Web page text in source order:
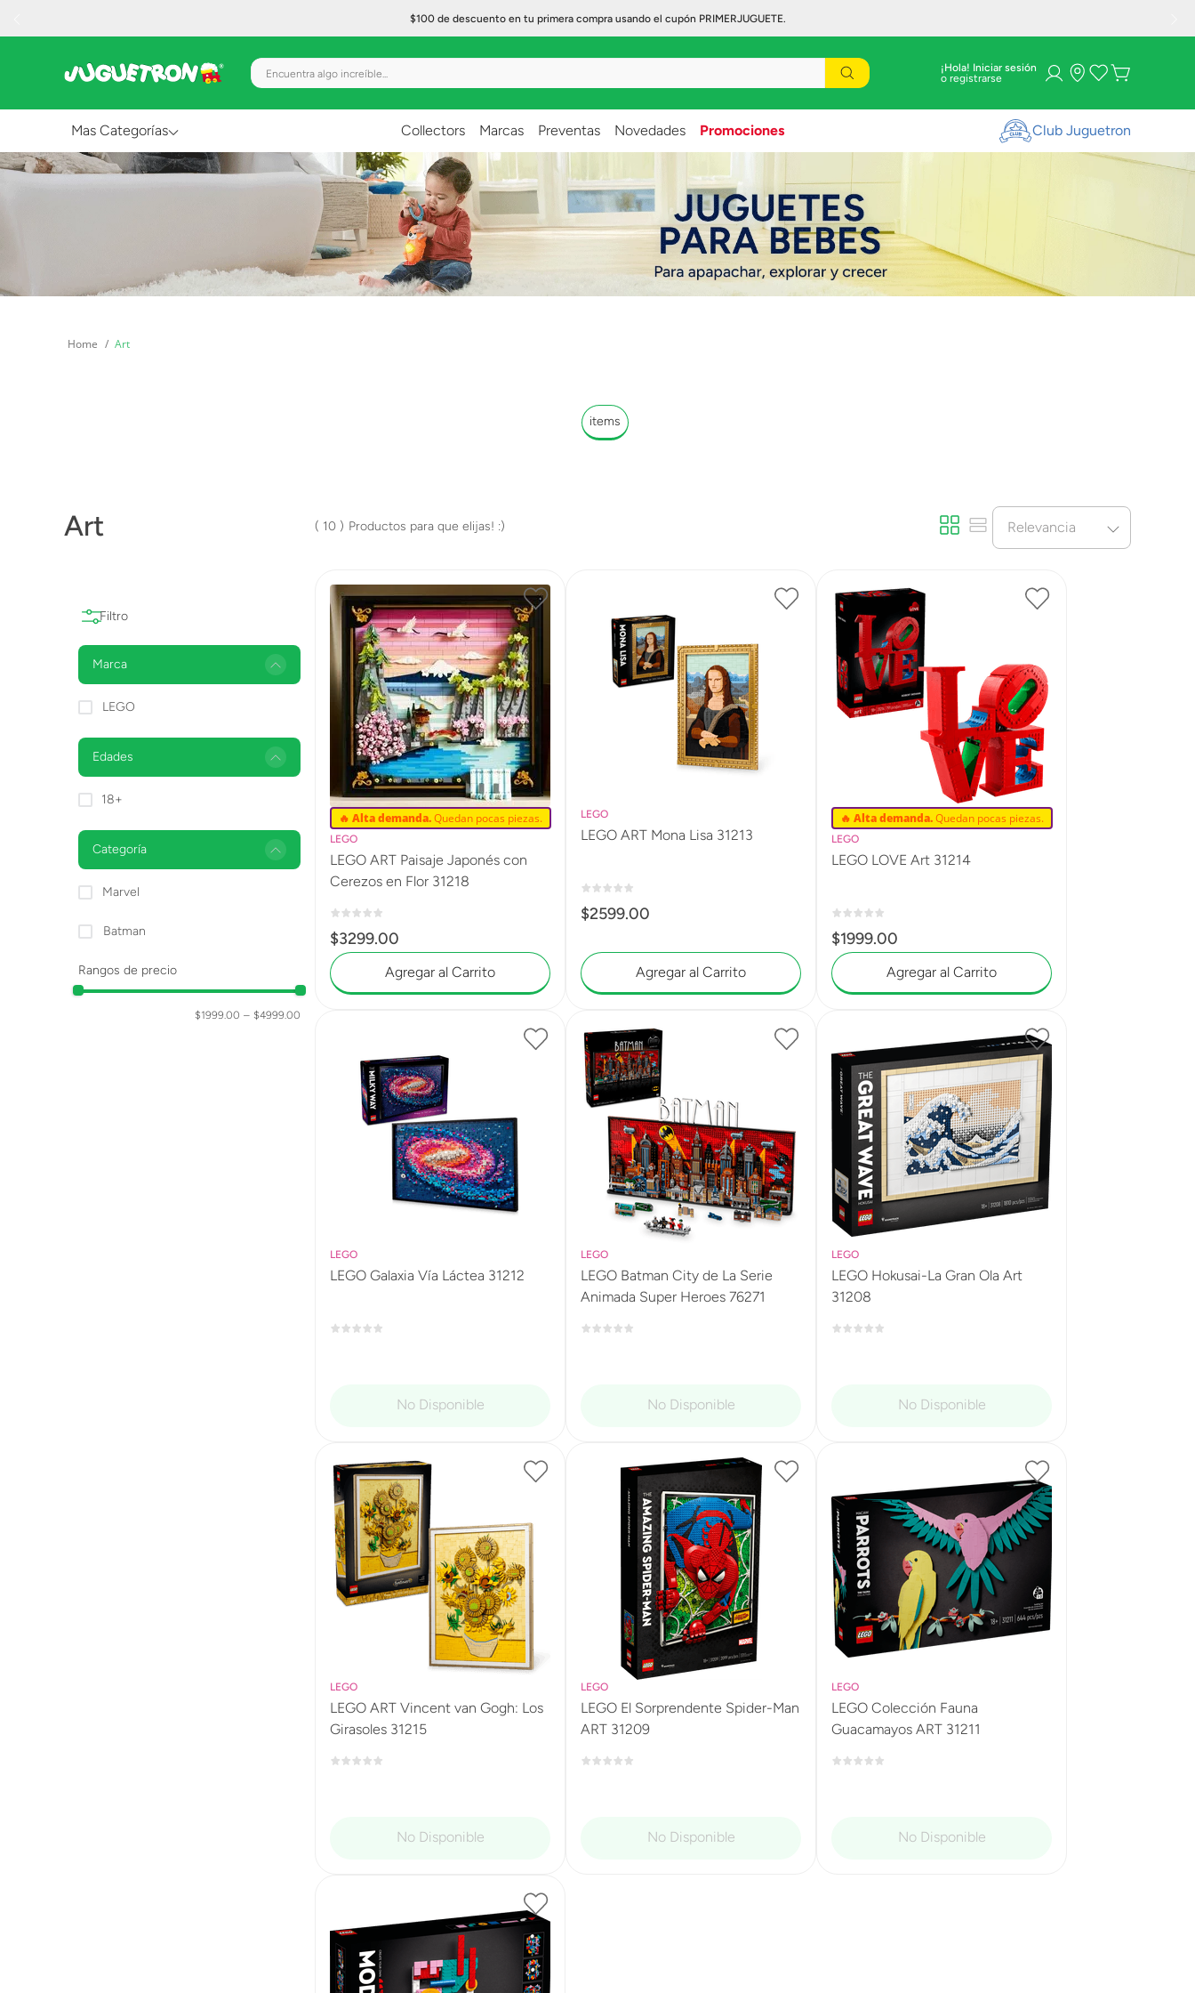
$100 de descuento en tu primera compra usando el cupón PRIMERJUGUETE.
Encuentra algo increíble... ¡Hola! Iniciar sesión
Mas Categorías
Al Aire Libre
Creatividad y Arte
Gadgets y Electrónicos
Peluches
Collectors Marcas Preventas Novedades Promociones Club Juguetron
Art
items
Art
Marca
LEGO
Edades
18+
Categoría
Marvel
Batman
Rangos de precio
$1999.00 – $4999.00
10 Relevancia
🔥 Alta demanda.Quedan pocas piezas.
LEGO
LEGO ART Paisaje Japonés con
Cerezos en Flor 31218
$3299.00
Agregar al Carrito
LEGO
LEGO ART Mona Lisa 31213
$2599.00
Agregar al Carrito
🔥 Alta demanda.Quedan pocas piezas.
LEGO
LEGO LOVE Art 31214
$1999.00
Agregar al Carrito
LEGO
LEGO Galaxia Vía Láctea 31212
LEGO
LEGO Batman City de La Serie
Animada Super Heroes 76271
LEGO
LEGO Hokusai-La Gran Ola Art
31208
LEGO
LEGO ART Vincent van Gogh: Los
Girasoles 31215
LEGO
LEGO El Sorprendente Spider-Man
ART 31209
LEGO
LEGO Colección Fauna
Guacamayos ART 31211